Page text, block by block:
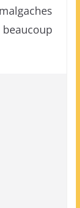
beaucoup